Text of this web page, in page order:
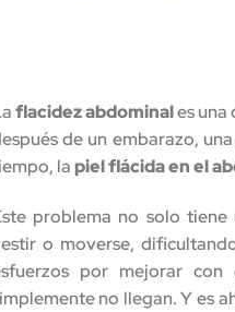
flacidez abdominales una
de un embarazo,
lapiel flácida en el
problema no solo
o moverse,
por mejorar
no llegan. Y es